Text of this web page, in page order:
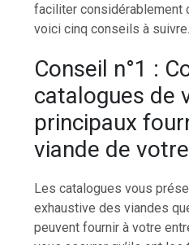
faciliter considérablement
voici cinq conseils à suivre.
Conseil n°1 :
catalogues de
principaux
viande de
Les catalogues vous
exhaustive des viandes
peuvent fournir à votre